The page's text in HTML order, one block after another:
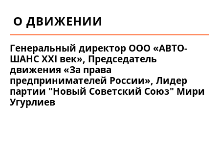
О ДВИЖЕНИИ
Генеральный директор ООО «АВТО-
ШАНС XXI век», Председатель
движения «За права
предпринимателей России», Лидер
партии "Новый Советский Союз" Мири
Угурлиев